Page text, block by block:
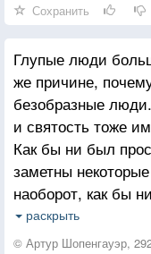
Размахивает
Произнося ещё
Она даёт
Которой мы
Она срывает наши
И преследуют нас
Она находит
Говорят только с
И наши глаза тают
И мы плывём
Чтобы
Сохранить
Глупые люди
же причине,
безобразные
и святость тоже
Как бы ни был
заметны
наоборот, как бы
гениального
возвышенным
раскрыть
© Артур Шопенгауэр,